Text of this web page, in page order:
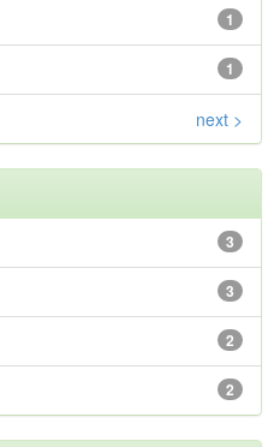
1
1
next >
3
3
2
2